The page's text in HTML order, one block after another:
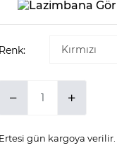
Renk:
Ertesi gün kargoya verilir.